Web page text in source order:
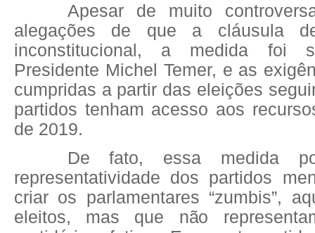
Apesar de muito
alegações de que a cláusula
inconstitucional, a medida foi
Presidente Michel Temer, e as
cumpridas a partir das eleições
partidos tenham acesso aos
de 2019.
De fato, essa medida
representatividade dos partidos
criar os parlamentares “zumbis”,
eleitos, mas que não